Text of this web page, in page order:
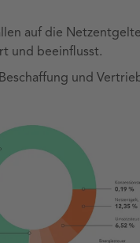
auf die
und beeinflusst.
und